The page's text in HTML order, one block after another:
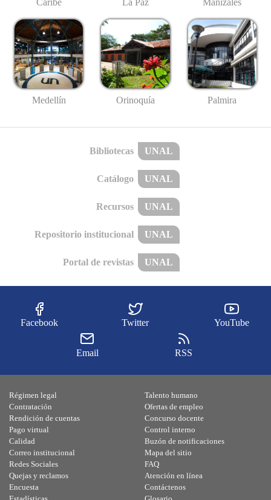
Caribe La Paz Manizales
Medellín Orinoquía Palmira
Bibliotecas UNAL
Catálogo UNAL
Recursos UNAL
Repositorio institucional UNAL
Portal de revistas UNAL
Facebook Twitter YouTube
Email RSS
Régimen legal
Contratación
Rendición de cuentas
Pago virtual
Calidad
Talento humano
Ofertas de empleo
Concurso docente
Control interno
Buzón de notificaciones
Correo institucional
Redes Sociales
Quejas y reclamos
Encuesta
Mapa del sitio
FAQ
Atención en línea
Contáctenos